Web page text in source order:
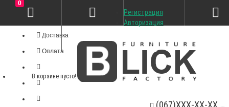
Доставка
Оплата
(067)XXX-XX-XX
Регистрация
Авторизация
0
В корзине пусто!